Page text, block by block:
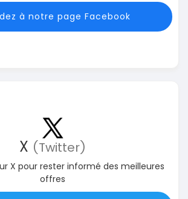
à notre page Facebook
X (Twitter)
X pour rester informé des meilleures
offres